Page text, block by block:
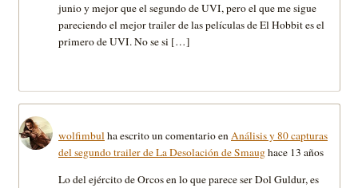
junio y mejor que el segundo de UVI, pero el que me sigue
pareciendo el mejor trailer de las películas de El Hobbit es el
primero de UVI. No se si […]
wolfimbulha escrito un comentario enAnálisis y 80 capturas
del segundo trailer de La Desolación de Smaughace 13 años
Lo del ejército de Orcos en lo que parece ser Dol Guldur, es